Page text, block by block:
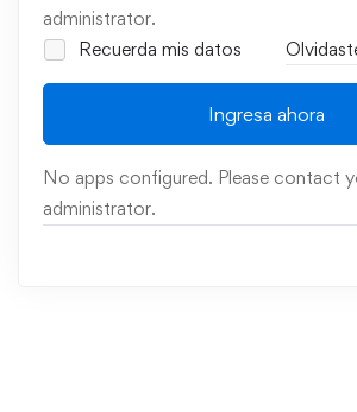
administrator.
Recuerda mis datos
Ingresa ahora
No apps configured. Please contact
administrator.